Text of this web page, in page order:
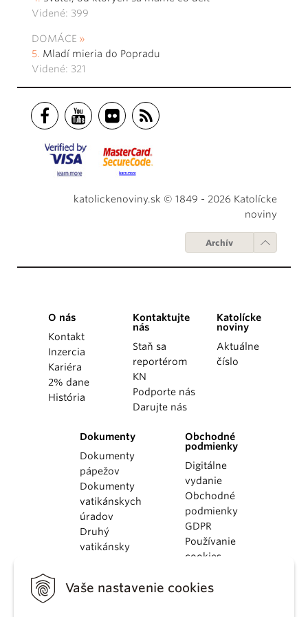
Vaše nastavenie cookies
Videné: 399
DOMÁCE
Mladí mieria do Popradu
Videné: 321
katolickenoviny.sk © 1849 - 2026 Katolícke
noviny
Archív
O nás
Kontakt
Inzercia
Kariéra
2% dane
História
Kontaktujte
nás
Staň sa
reportérom
KN
Podporte nás
Darujte nás
Katolícke
noviny
Aktuálne
číslo
Dokumenty
Dokumenty
pápežov
Dokumenty
vatikánskych
úradov
Druhý
vatikánsky
KBS
Obchodné
podmienky
Digitálne
vydanie
Obchodné
podmienky
GDPR
Používanie
cookies